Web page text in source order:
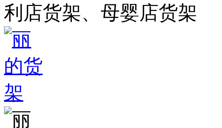
利店货架、母婴店货架